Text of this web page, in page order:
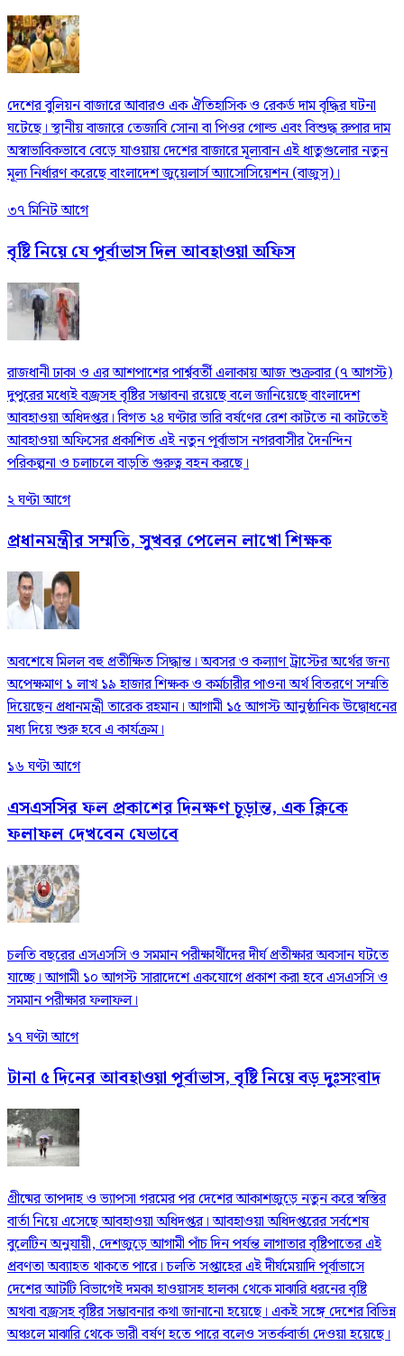
দেশের বুলিয়ন বাজারে আবারও এক ঐতিহাসিক ও রেকর্ড দাম বৃদ্ধির ঘটনা
ঘটেছে। স্থানীয় বাজারে তেজাবি সোনা বা পিওর গোল্ড এবং বিশুদ্ধ রুপার দাম
অস্বাভাবিকভাবে বেড়ে যাওয়ায় দেশের বাজারে মূল্যবান এই ধাতুগুলোর নতুন
মূল্য নির্ধারণ করেছে বাংলাদেশ জুয়েলার্স অ্যাসোসিয়েশন (বাজুস)।
৩৭ মিনিট আগে
বৃষ্টি নিয়ে যে পূর্বাভাস দিল আবহাওয়া অফিস
রাজধানী ঢাকা ও এর আশপাশের পার্শ্ববর্তী এলাকায় আজ শুক্রবার (৭ আগস্ট)
দুপুরের মধ্যেই বজ্রসহ বৃষ্টির সম্ভাবনা রয়েছে বলে জানিয়েছে বাংলাদেশ
আবহাওয়া অধিদপ্তর। বিগত ২৪ ঘণ্টার ভারি বর্ষণের রেশ কাটতে না কাটতেই
আবহাওয়া অফিসের প্রকাশিত এই নতুন পূর্বাভাস নগরবাসীর দৈনন্দিন
পরিকল্পনা ও চলাচলে বাড়তি গুরুত্ব বহন করছে।
২ ঘণ্টা আগে
প্রধানমন্ত্রীর সম্মতি, সুখবর পেলেন লাখো শিক্ষক
অবশেষে মিলল বহু প্রতীক্ষিত সিদ্ধান্ত। অবসর ও কল্যাণ ট্রাস্টের অর্থের জন্য
অপেক্ষমাণ ১ লাখ ১৯ হাজার শিক্ষক ও কর্মচারীর পাওনা অর্থ বিতরণে সম্মতি
দিয়েছেন প্রধানমন্ত্রী তারেক রহমান। আগামী ১৫ আগস্ট আনুষ্ঠানিক উদ্বোধনের
মধ্য দিয়ে শুরু হবে এ কার্যক্রম।
১৬ ঘণ্টা আগে
এসএসসির ফল প্রকাশের দিনক্ষণ চূড়ান্ত, এক ক্লিকে
ফলাফল দেখবেন যেভাবে
চলতি বছরের এসএসসি ও সমমান পরীক্ষার্থীদের দীর্ঘ প্রতীক্ষার অবসান ঘটতে
যাচ্ছে। আগামী ১০ আগস্ট সারাদেশে একযোগে প্রকাশ করা হবে এসএসসি ও
সমমান পরীক্ষার ফলাফল।
১৭ ঘণ্টা আগে
টানা ৫ দিনের আবহাওয়া পূর্বাভাস, বৃষ্টি নিয়ে বড় দুঃসংবাদ
গ্রীষ্মের তাপদাহ ও ভ্যাপসা গরমের পর দেশের আকাশজুড়ে নতুন করে স্বস্তির
বার্তা নিয়ে এসেছে আবহাওয়া অধিদপ্তর। আবহাওয়া অধিদপ্তরের সর্বশেষ
বুলেটিন অনুযায়ী, দেশজুড়ে আগামী পাঁচ দিন পর্যন্ত লাগাতার বৃষ্টিপাতের এই
প্রবণতা অব্যাহত থাকতে পারে। চলতি সপ্তাহের এই দীর্ঘমেয়াদি পূর্বাভাসে
দেশের আটটি বিভাগেই দমকা হাওয়াসহ হালকা থেকে মাঝারি ধরনের বৃষ্টি
অথবা বজ্রসহ বৃষ্টির সম্ভাবনার কথা জানানো হয়েছে। একই সঙ্গে দেশের বিভিন্ন
অঞ্চলে মাঝারি থেকে ভারী বর্ষণ হতে পারে বলেও সতর্কবার্তা দেওয়া হয়েছে।